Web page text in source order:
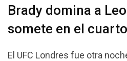
Brady domina a
somete en el
El UFC Londres fue otra